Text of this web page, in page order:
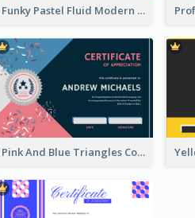
Funky Pastel Fluid Modern Certificate Of Achievement
Pink And Blue Triangles Confetti Celebration Certificate